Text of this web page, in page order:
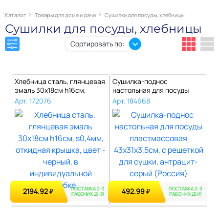
Каталог Товары для дома и дачи Сушилки для посуды, хлебницы
Сушилки для посуды, хлебницы
Сортировать по:
Хлебница сталь, глянцевая
эмаль 30х18см h16см,
s0,4мм, ..
Арт. 172076
2194.92₽ ПОСТАВКА 2-3
РАБОЧИХ ДНЯ
Сушилка-поднос
настольная для посуды
пластмассовая 43х3..
Арт. 184668
492.99₽ ПОСТАВКА 2-3
РАБОЧИХ ДНЯ